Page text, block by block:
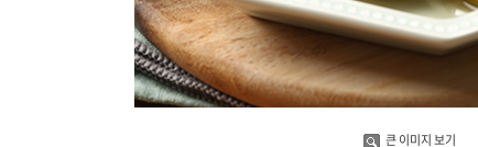
큰 이미지 보기